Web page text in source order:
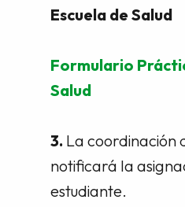
Escuela de Salud
Formulario
Salud
3. La coordinación
notificará la
estudiante.